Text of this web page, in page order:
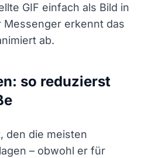
GIF einfach als Bild in
Messenger erkennt das
ab.
so reduzierst
den die meisten
– obwohl er für